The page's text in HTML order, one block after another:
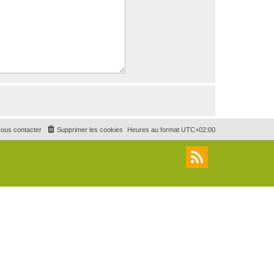
Heures au format UTC+02:00
Supprimer les cookies
contacter